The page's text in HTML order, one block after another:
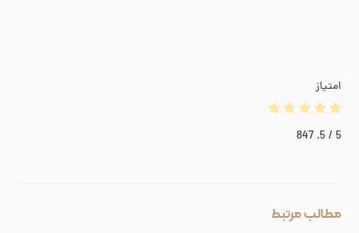
امتیاز
5
/ 5.
847
مطالب مرتبط